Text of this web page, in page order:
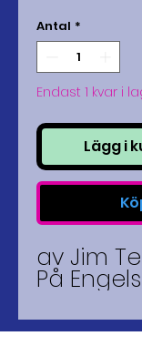
Antal *
Endast 1 kvar i
Lägg i
av Jim
På